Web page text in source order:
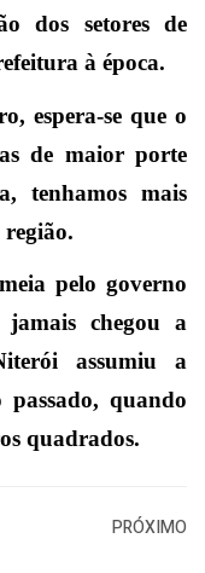
dos setores de
à época.
espera-se que o
de maior porte
tenhamos mais
região.
pelo governo
jamais chegou a
assumiu a
, quando
quadrados.
PRÓXIMO